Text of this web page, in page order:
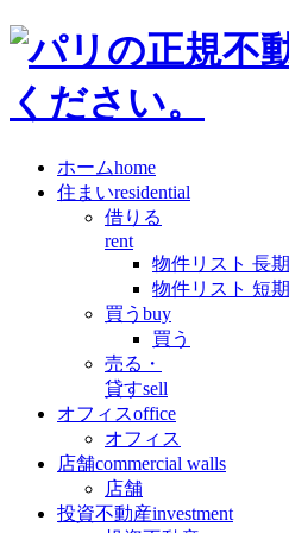
ホームhome
住まいresidential
借りる
rent
物件リスト 長期
物件リスト 短期
買う buy
買う
売る・
貸すsell
オフィスoffice
オフィス
店舗commercial walls
店舗
投資不動産investment